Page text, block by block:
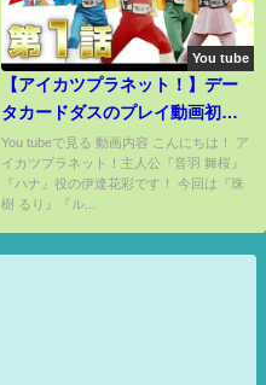
You tube
【アイカツプラネット！】デー
タカードダスのプレイ動画初公
開！
You tubeで見る 動画内容 こんにちは！ ア
イカツプラネット！主人公『音羽 舞桜』
『ハナ』役の伊達花彩です！ 今回は『珠
樹 るり』『ル...